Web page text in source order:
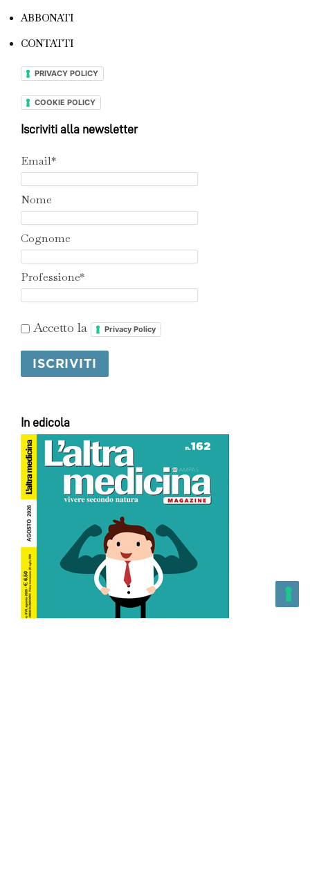
ABBONATI
CONTATTI
PRIVACY POLICY
COOKIE POLICY
Iscriviti alla newsletter
Email*
Nome
Cognome
Professione*
Accetto la Privacy Policy
In edicola